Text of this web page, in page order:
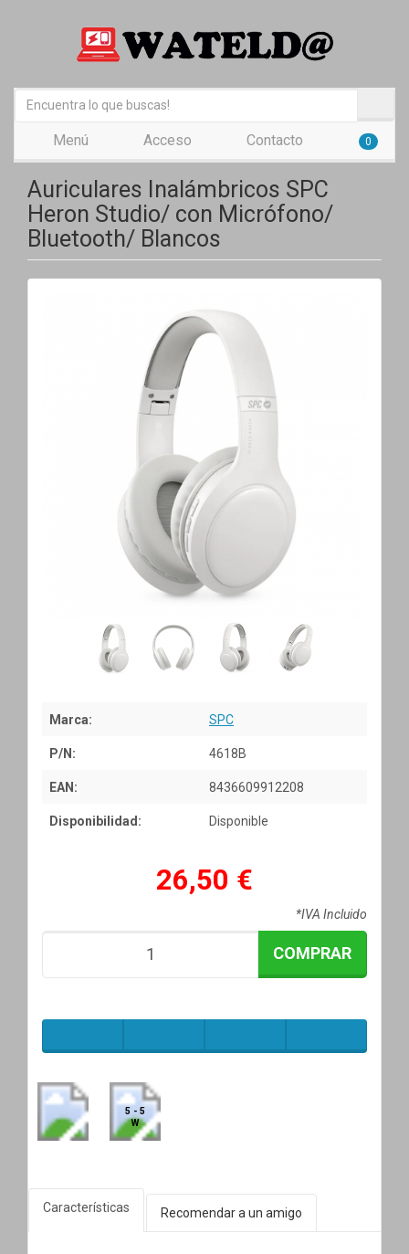
Menú Acceso Contacto 0
Auriculares Inalámbricos SPC
Heron Studio/ con Micrófono/
Bluetooth/ Blancos
Marca: SPC
P/N: 4618B
EAN: 8436609912208
Disponibilidad: Disponible
26,50 €
*IVA Incluido
COMPRAR
5 - 5
W
Características Recomendar a un amigo